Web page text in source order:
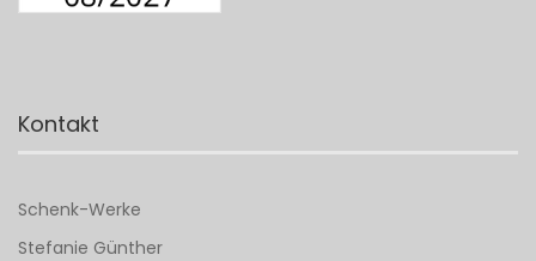
Kontakt
Schenk-Werke
Stefanie Günther